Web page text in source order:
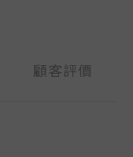
顧客評價